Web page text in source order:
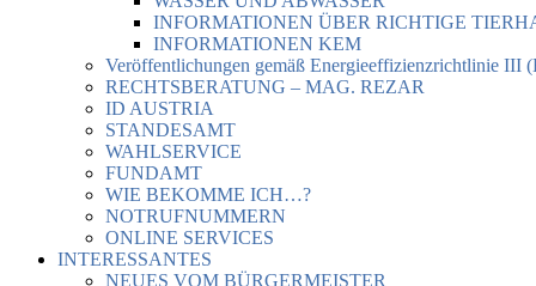
INFORMATIONEN ÜBER RICHTIGE
INFORMATIONEN KEM
Veröffentlichungen gemäß Energieeffizienzrichtlinie III
RECHTSBERATUNG – MAG. REZAR
ID AUSTRIA
STANDESAMT
WAHLSERVICE
FUNDAMT
WIE BEKOMME ICH…?
NOTRUFNUMMERN
ONLINE SERVICES
INTERESSANTES
NEUES VOM BÜRGERMEISTER